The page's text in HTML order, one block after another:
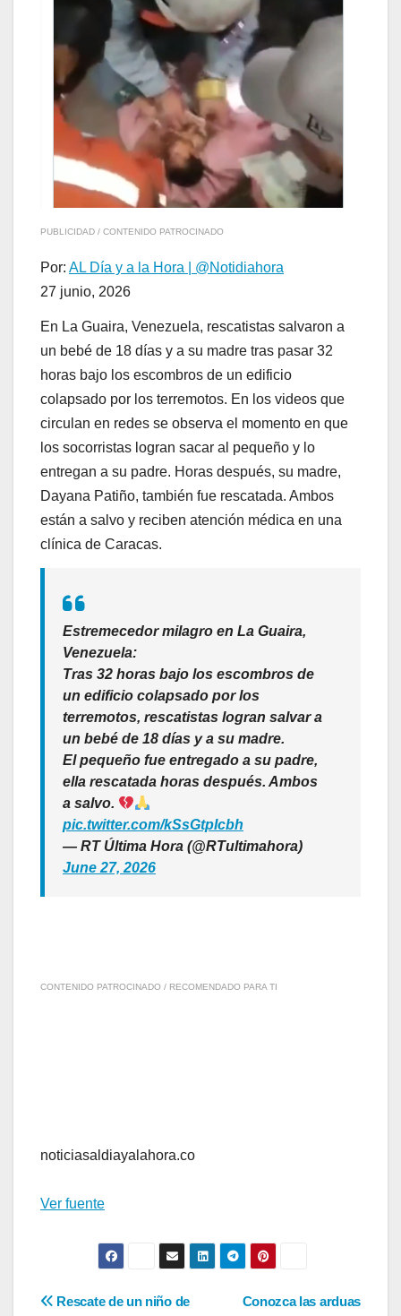
PUBLICIDAD / CONTENIDO PATROCINADO
Por: AL Día y a la Hora | @Notidiahora
27 junio, 2026
En La Guaira, Venezuela, rescatistas salvaron a
un bebé de 18 días y a su madre tras pasar 32
horas bajo los escombros de un edificio
colapsado por los terremotos. En los videos que
circulan en redes se observa el momento en que
los socorristas logran sacar al pequeño y lo
entregan a su padre. Horas después, su madre,
Dayana Patiño, también fue rescatada. Ambos
están a salvo y reciben atención médica en una
clínica de Caracas.
Estremecedor milagro en La Guaira,
Venezuela:
Tras 32 horas bajo los escombros de
un edificio colapsado por los
terremotos, rescatistas logran salvar a
un bebé de 18 días y a su madre.
El pequeño fue entregado a su padre,
ella rescatada horas después. Ambos
a salvo.
pic.twitter.com/kSsGtpIcbh
— RT Última Hora (@RTultimahora)
June 27, 2026
CONTENIDO PATROCINADO / RECOMENDADO PARA TI
noticiasaldiayalahora.co
Ver fuente
Navegación Conozca las arduas
Rescate de un niño de